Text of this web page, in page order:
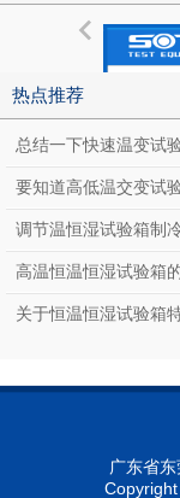
热点推荐
总结一下快速温变试
要知道高低温交变试
调节温恒湿试验箱制
高温恒温恒湿试验箱
关于恒温恒湿试验箱
广东省